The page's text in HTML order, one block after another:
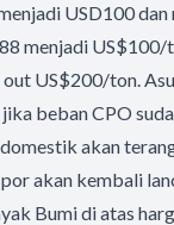
USD100
menjadi US$100/
out US$200/ton.
beban CPO
akan
akan kembali
Bumi di atas